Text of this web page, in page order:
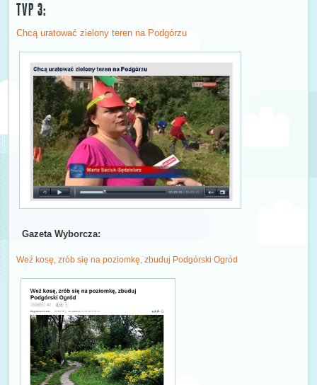
TVP 3:
Chcą uratować zielony teren na Podgórzu
Gazeta Wyborcza:
Weź kosę, zrób się na poziomkę, zbuduj Podgórski Ogród